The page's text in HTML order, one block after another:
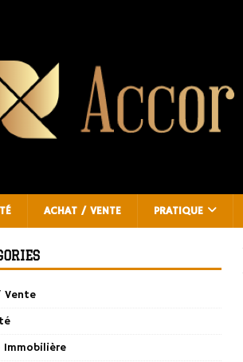
ACHAT / VENTE PRATIQUE
Vente
Immobilière